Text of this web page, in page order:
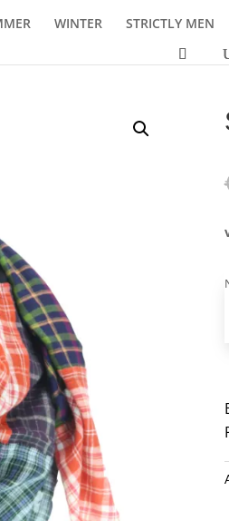
WINTER STRICTLY MEN